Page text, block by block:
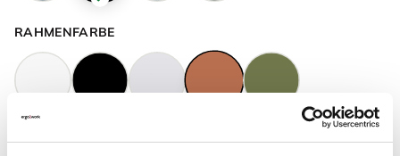
RAHMENFARBE
GASFEDERHÖHE